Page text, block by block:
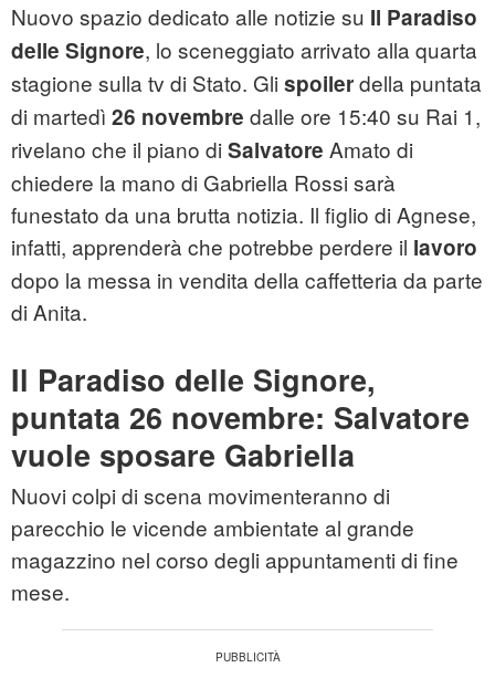
Nuovo spazio dedicato alle notizie su Il Paradiso
delle Signore, lo sceneggiato arrivato alla quarta
stagione sulla tv di Stato. Gli spoilerdella puntata
di martedì 26 novembre dalle ore 15:40 su Rai 1,
rivelano che il piano di Salvatore Amato di
chiedere la mano di Gabriella Rossi sarà
funestato da una brutta notizia. Il figlio di Agnese,
infatti, apprenderà che potrebbe perdere il lavoro
dopo la messa in vendita della caffetteria da parte
di Anita.
Il Paradiso delle Signore,
puntata 26 novembre: Salvatore
vuole sposare Gabriella
Nuovi colpi di scena movimenteranno di
parecchio le vicende ambientate al grande
magazzino nel corso degli appuntamenti di fine
mese.